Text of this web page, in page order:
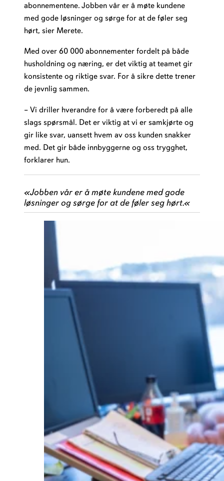
abonnementene. Jobben vår er å møte kundene
med gode løsninger og sørge for at de føler seg
hørt, sier Merete.
Med over 60 000 abonnementer fordelt på både
husholdning og næring, er det viktig at teamet gir
konsistente og riktige svar. For å sikre dette trener
de jevnlig sammen.
– Vi driller hverandre for å være forberedt på alle
slags spørsmål. Det er viktig at vi er samkjørte og
gir like svar, uansett hvem av oss kunden snakker
med. Det gir både innbyggerne og oss trygghet,
forklarer hun.
«Jobben vår er å møte kundene med gode
løsninger og sørge for at de føler seg hørt.«